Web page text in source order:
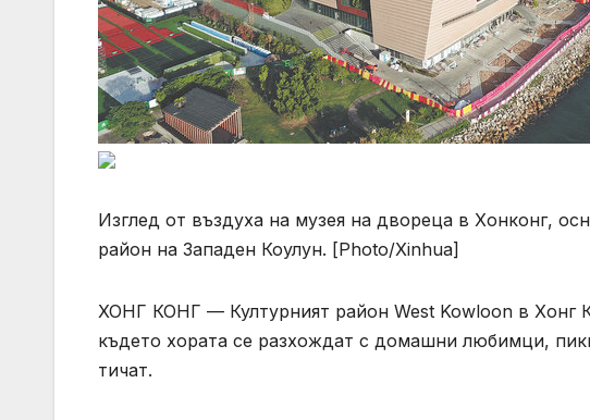
Изглед от въздуха на музея на двореца в Хонконг,
район на Западен Коулун. [Photo/Xinhua]
ХОНГ КОНГ — Културният район West Kowloon в Хонг
където хората се разхождат с домашни любимци,
тичат.